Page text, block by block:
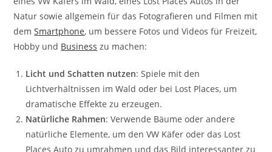
Natur sowie allgemein für das Fotografieren und Filmen mit
demSmartphone, um bessere Fotos und Videos für Freizeit,
Hobby und Business zu machen:
Licht und Schatten nutzen: Spiele mit den
Lichtverhältnissen im Wald oder bei Lost Places, um
dramatische Effekte zu erzeugen.
Natürliche Rahmen: Verwende Bäume oder andere
natürliche Elemente, um den VW Käfer oder das Lost
Places Auto zu umrahmen und das Bild interessanter zu